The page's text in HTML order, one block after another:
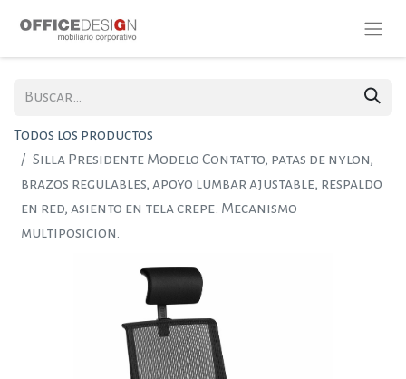
Todos los productos
Silla Presidente Modelo Contatto, patas de nylon,
brazos regulables, apoyo lumbar ajustable, respaldo
en red, asiento en tela crepe. Mecanismo
multiposicion.